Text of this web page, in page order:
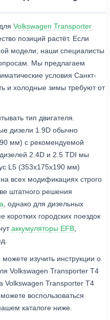
Volkswagen Transporter
позиций растёт. Если
модели, наши специалисты
Мы предлагаем
условия Санкт-
и холодные зимы требуют от
тип двигателя.
дизели 1.9D обычно
мм) с рекомендуемой
2.4D и 2.5 TDI мы
L5 (353x175x190 мм)
всех модификациях строго
штатного решения
, однако для дизельных
городских поездок
аккумуляторы EFB
изучить инструкции о
Volkswagen Transporter T4
Volkswagen Transporter T4
воспользоваться
каталоге ниже.